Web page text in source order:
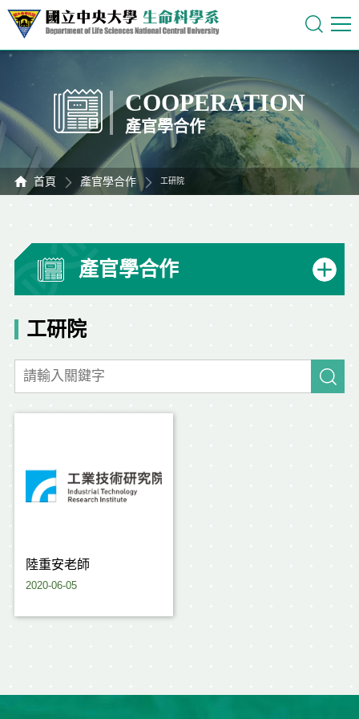
COOPERATION
產官學合作
首頁 產官學合作 工研院
產官學合作
工研院
陸重安老師
2020-06-05